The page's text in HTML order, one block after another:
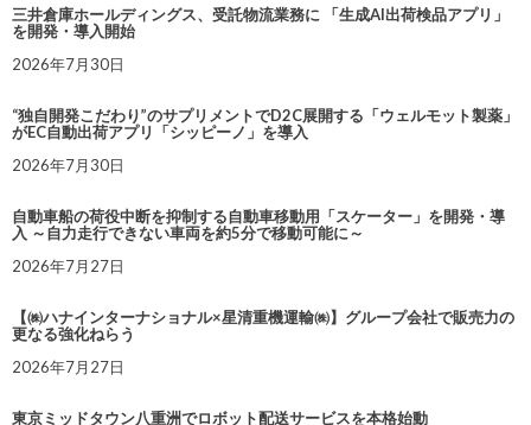
三井倉庫ホールディングス、受託物流業務に 「生成AI出荷検品アプリ」
を開発・導入開始
2026年7月30日
“独自開発こだわり”のサプリメントでD2C展開する「ウェルモット製薬」
がEC自動出荷アプリ「シッピーノ」を導入
2026年7月30日
自動車船の荷役中断を抑制する自動車移動用「スケーター」を開発・導
入 ～自力走行できない車両を約5分で移動可能に～
2026年7月27日
【㈱ハナインターナショナル×星清重機運輸㈱】グループ会社で販売力の
更なる強化ねらう
2026年7月27日
東京ミッドタウン八重洲でロボット配送サービスを本格始動